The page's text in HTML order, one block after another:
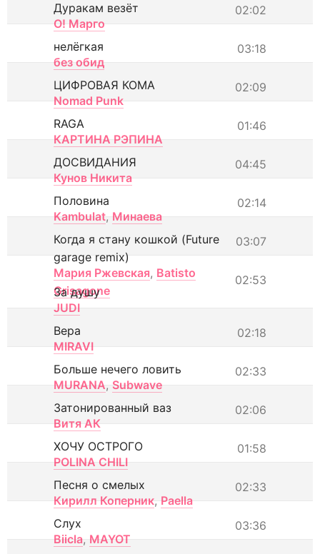
02:02
Дуракам везёт
О! Марго
03:18
нелёгкая
без обид
02:09
ЦИФРОВАЯ КОМА
Nomad Punk
01:46
RAGA
КАРТИНА РЭПИНА
04:45
ДОСВИДАНИЯ
Кунов Никита
02:14
Половина
Kambulat, Минаева
03:07
Когда я стану кошкой (Future
garage remix)
Мария Ржевская, Batisto
Grisagone
02:53
За душу
JUDI
02:18
Вера
MIRAVI
02:33
Больше нечего ловить
MURANA, Subwave
02:06
Затонированный ваз
Витя АК
01:58
ХОЧУ ОСТРОГО
POLINA CHILI
02:33
Песня о смелых
Кирилл Коперник, Paella
03:36
Слух
Biicla, MAYOT